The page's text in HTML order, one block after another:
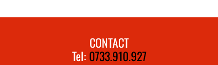
CONTACT
Tel: 0733.910.927